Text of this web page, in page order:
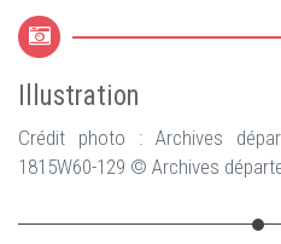
Illustration
Crédit photo : Archives
1815W60-129 © Archives